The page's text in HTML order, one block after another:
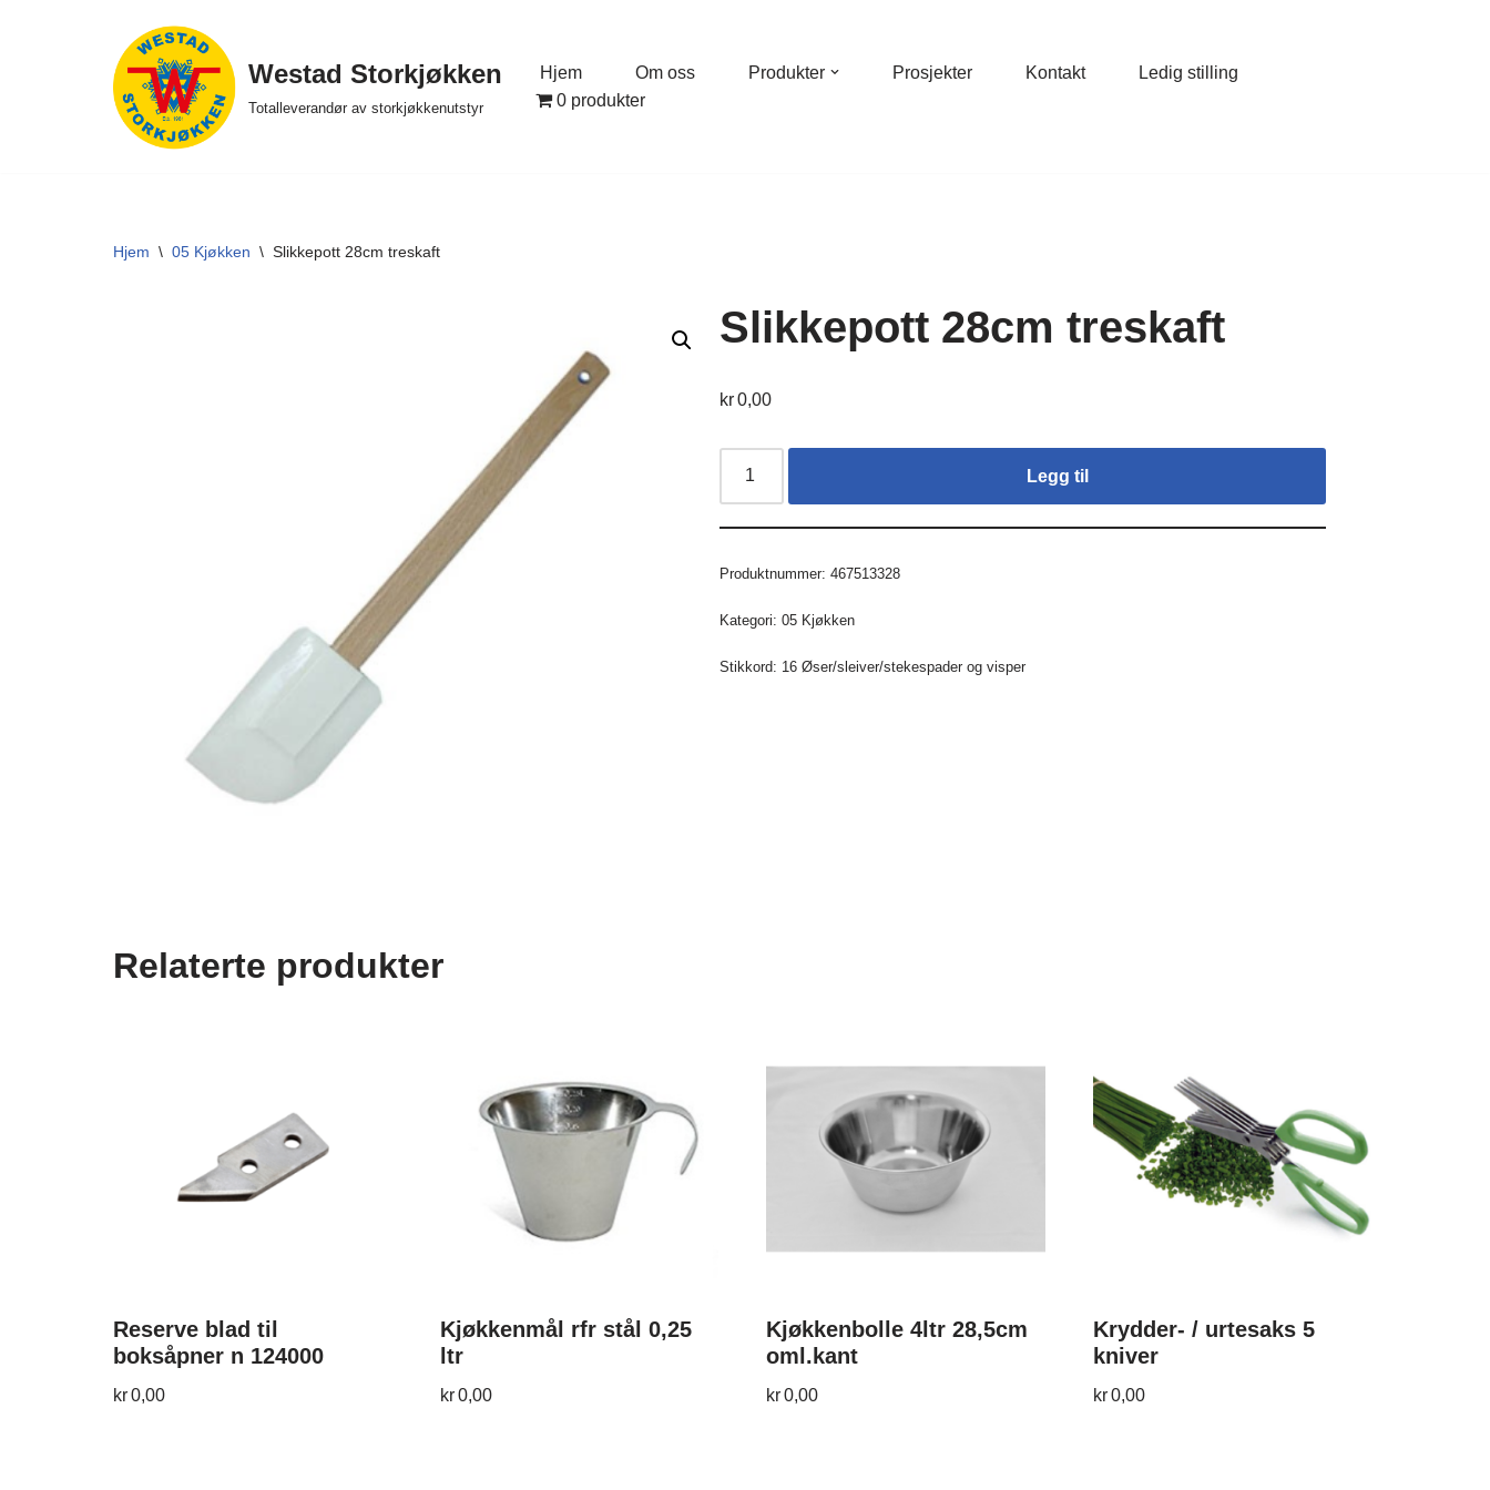
Westad Storkjøkken
Totalleverandør av storkjøkkenutstyr
Hjem Om oss Produkter Prosjekter Kontakt
Ledig stilling
0 produkter
Hjem \ 05 Kjøkken \ Slikkepott 28cm treskaft
Slikkepott 28cm treskaft
kr0,00
Legg til
Produktnummer:467513328
Kategori:05 Kjøkken
Stikkord: 16 Øser/sleiver/stekespader og visper
Relaterte produkter
Reserve blad til
boksåpner n 124000
kr0,00
Kjøkkenmål rfr stål 0,25
ltr
kr0,00
Kjøkkenbolle 4ltr 28,5cm
oml.kant
kr0,00
Krydder- / urtesaks 5
kniver
kr0,00